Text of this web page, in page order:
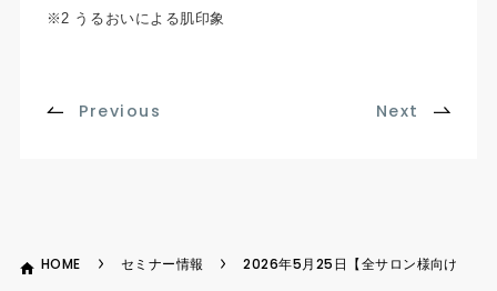
※2 うるおいによる肌印象
Previous Next
HOME セミナー情報 2026年5月25日【全サロン様向け